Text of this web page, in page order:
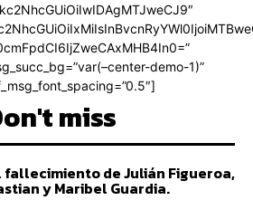
demo-1)”
miss
fallecimiento de Julián Figueroa,
y Maribel Guardia.